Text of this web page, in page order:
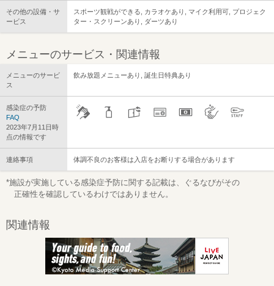
その他の設備・サ
ービス
スポーツ観戦ができる, カラオケあり, マイク利用可, プロジェク
ター・スクリーンあり, ダーツあり
メニューのサービス・関連情報
メニューのサービ
ス
飲み放題メニューあり, 誕生日特典あり
感染症の予防
FAQ
2023年7月11日時
点の情報です
連絡事項 体調不良のお客様は入店をお断りする場合があります
*施設が実施している感染症予防に関する記載は、ぐるなびがその
正確性を確認しているわけではありません。
関連情報